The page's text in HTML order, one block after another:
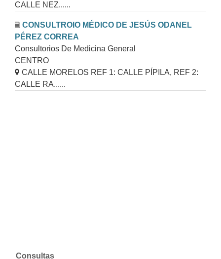
CALLE NEZ......
CONSULTROIO MÉDICO DE JESÚS ODANEL
PÉREZ CORREA
Consultorios De Medicina General
CENTRO
CALLE MORELOS REF 1: CALLE PÍPILA, REF 2:
CALLE RA......
Consultas